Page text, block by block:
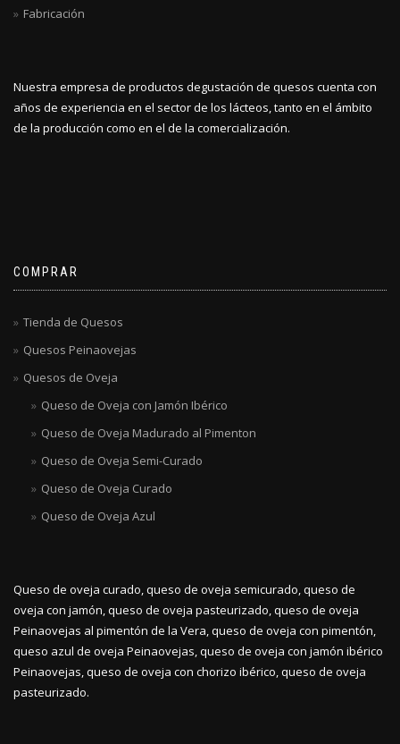
Fabricación
Nuestra empresa de productos degustación de quesos cuenta con
años de experiencia en el sector de los lácteos, tanto en el ámbito
de la producción como en el de la comercialización.
COMPRAR
Tienda de Quesos
Quesos Peinaovejas
Quesos de Oveja
Queso de Oveja con Jamón Ibérico
Queso de Oveja Madurado al Pimenton
Queso de Oveja Semi-Curado
Queso de Oveja Curado
Queso de Oveja Azul
Queso de oveja curado, queso de oveja semicurado, queso de
oveja con jamón, queso de oveja pasteurizado, queso de oveja
Peinaovejas al pimentón de la Vera, queso de oveja con pimentón,
queso azul de oveja Peinaovejas, queso de oveja con jamón ibérico
Peinaovejas, queso de oveja con chorizo ibérico, queso de oveja
pasteurizado.